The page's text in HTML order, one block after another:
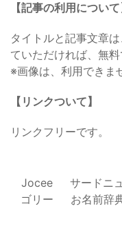
【記事の利用について
タイトルと記事文章
ていただければ、無料
※画像は、利用できま
【リンクついて】
リンクフリーです。
Jocee サードニ
ゴリー
お名前辞